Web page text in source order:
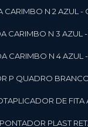
CARIMBO N 2 AZUL -
CARIMBO N 3 AZUL
CARIMBO N 4 AZUL
P QUADRO
APLICADOR DE
APONTADOR PLAST